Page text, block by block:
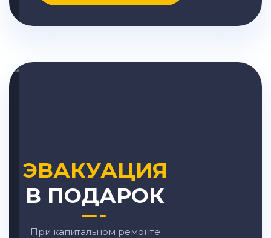
ЭВАКУАЦИЯ
В ПОДАРОК
При капитальном ремонте